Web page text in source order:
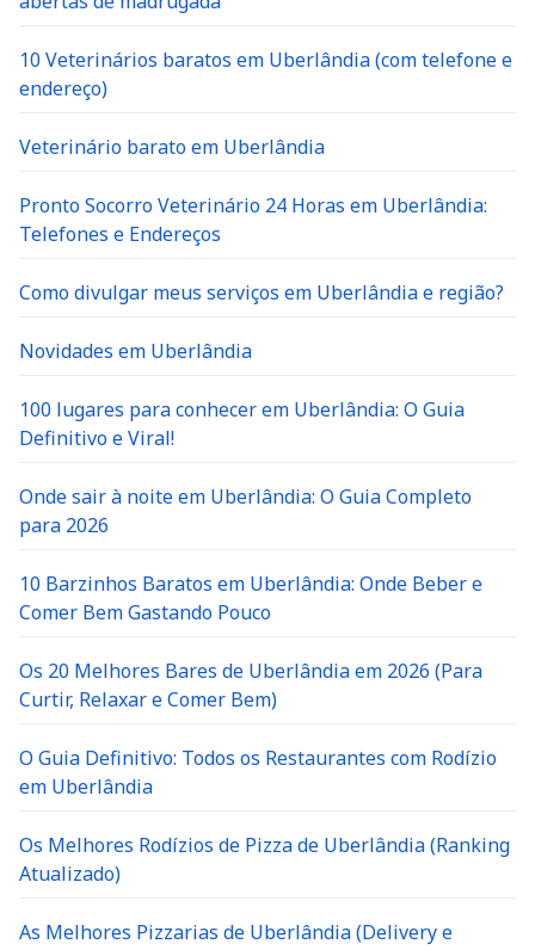
10 Veterinários baratos em Uberlândia (com telefone e
endereço)
Veterinário barato em Uberlândia
Pronto Socorro Veterinário 24 Horas em Uberlândia:
Telefones e Endereços
Como divulgar meus serviços em Uberlândia e região?
Novidades em Uberlândia
100 lugares para conhecer em Uberlândia: O Guia
Definitivo e Viral!
Onde sair à noite em Uberlândia: O Guia Completo
para 2026
10 Barzinhos Baratos em Uberlândia: Onde Beber e
Comer Bem Gastando Pouco
Os 20 Melhores Bares de Uberlândia em 2026 (Para
Curtir, Relaxar e Comer Bem)
O Guia Definitivo: Todos os Restaurantes com Rodízio
em Uberlândia
Os Melhores Rodízios de Pizza de Uberlândia (Ranking
Atualizado)
As Melhores Pizzarias de Uberlândia (Delivery e